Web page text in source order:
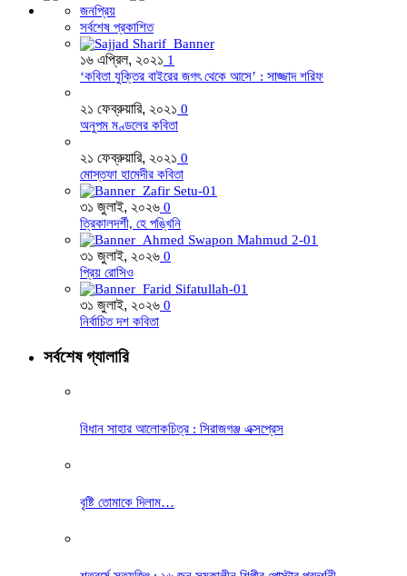
জনপ্রিয়
সর্বশেষ প্রকাশিত
১৬ এপ্রিল, ২০২১ 1
‘কবিতা যুক্তির বাইরের জগৎ থেকে আসে’ : সাজ্জাদ শরিফ
২১ ফেব্রুয়ারি, ২০২১ 0
অনুপম মণ্ডলের কবিতা
২১ ফেব্রুয়ারি, ২০২১ 0
মোস্তফা হামেদীর কবিতা
৩১ জুলাই, ২০২৬ 0
ত্রিকালদর্শী, হে পঙ্খিনি
৩১ জুলাই, ২০২৬ 0
প্রিয় রোসিও
৩১ জুলাই, ২০২৬ 0
নির্বাচিত দশ কবিতা
সর্বশেষ গ্যালারি
বিধান সাহার আলোকচিত্র : সিরাজগঞ্জ এক্সপ্রেস
বৃষ্টি তোমাকে দিলাম…